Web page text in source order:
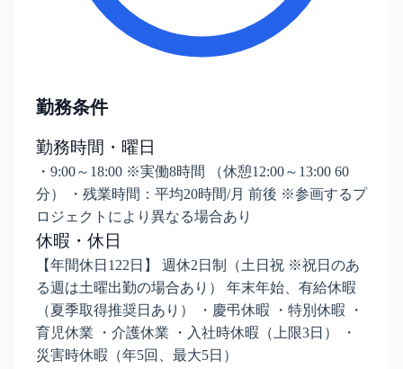
勤務条件
勤務時間・曜日
・9:00～18:00 ※実働8時間 （休憩12:00～13:00 60
分） ・残業時間：平均20時間/月 前後 ※参画するプ
ロジェクトにより異なる場合あり
休暇・休日
【年間休日122日】 週休2日制（土日祝 ※祝日のあ
る週は土曜出勤の場合あり） 年末年始、有給休暇
（夏季取得推奨日あり） ・慶弔休暇 ・特別休暇 ・
育児休業 ・介護休業 ・入社時休暇（上限3日） ・
災害時休暇（年5回、最大5日）